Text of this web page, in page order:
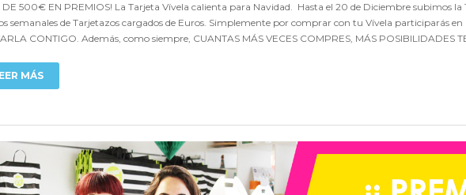
DE 500€ EN PREMIOS! La Tarjeta Vívela calienta para Navidad. Hasta el 20 de Diciembre subimos
semanales de Tarjetazos cargados de Euros. Simplemente por comprar con tu Vívela participarás en
CONTIGO. Además, como siempre, CUANTAS MÁS VECES COMPRES, MÁS POSIBILIDADES
MÁS